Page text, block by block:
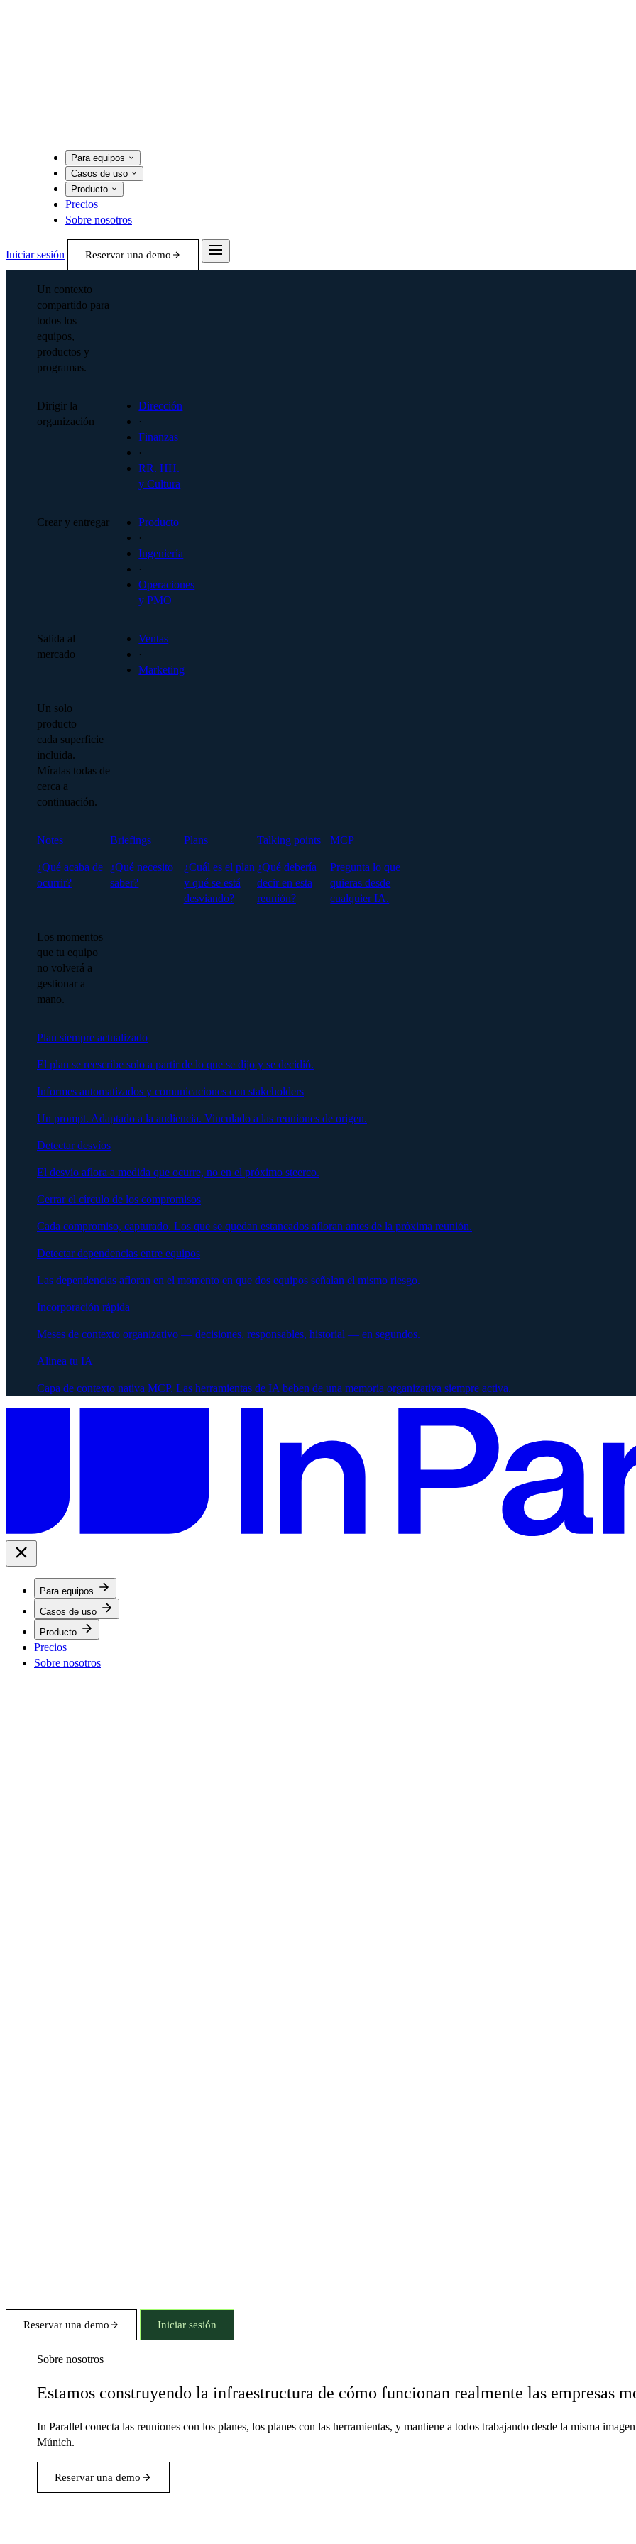
Para equipos
Casos de uso
Producto
Precios
Sobre nosotros
Iniciar sesión Reservar una demo
Un contexto
compartido para
todos los
equipos,
productos y
programas.
Dirigir la
organización
Dirección
·
Finanzas
·
RR. HH.
y Cultura
Crear y entregar
Producto
·
Ingeniería
·
Operaciones
y PMO
Salida al
mercado
Ventas
·
Marketing
Un solo
producto —
cada superficie
incluida.
Míralas todas de
cerca a
continuación.
Notes
¿Qué acaba de
ocurrir?
Briefings
¿Qué necesito
saber?
Plans
¿Cuál es el plan
y qué se está
desviando?
Talking points
¿Qué debería
decir en esta
reunión?
MCP
Pregunta lo que
quieras desde
cualquier IA.
Los momentos
que tu equipo
no volverá a
gestionar a
mano.
Plan siempre actualizado
El plan se reescribe solo a partir de lo que se dijo y se decidió.
Informes automatizados y comunicaciones con stakeholders
Un prompt. Adaptado a la audiencia. Vinculado a las reuniones de origen.
Detectar desvíos
El desvío aflora a medida que ocurre, no en el próximo steerco.
Cerrar el círculo de los compromisos
Cada compromiso, capturado. Los que se quedan estancados afloran antes de la próxima reunión.
Detectar dependencias entre equipos
Las dependencias afloran en el momento en que dos equipos señalan el mismo riesgo.
Incorporación rápida
Meses de contexto organizativo — decisiones, responsables, historial — en segundos.
Alinea tu IA
Capa de contexto nativa MCP. Las herramientas de IA beben de una memoria organizativa siempre activa.
Para equipos
Casos de uso
Producto
Precios
Sobre nosotros
Reservar una demo Iniciar sesión
Sobre nosotros
Estamos construyendo la infraestructura de cómo funcionan realmente las empresas
In Parallel conecta las reuniones con los planes, los planes con las herramientas, y mantiene a todos trabajando desde la misma
Múnich.
Reservar una demo